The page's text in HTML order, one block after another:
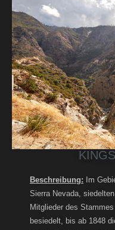
Beschreibung: Im
Sierra Nevada,
Mitglieder des
besiedelt, bis ab 1848